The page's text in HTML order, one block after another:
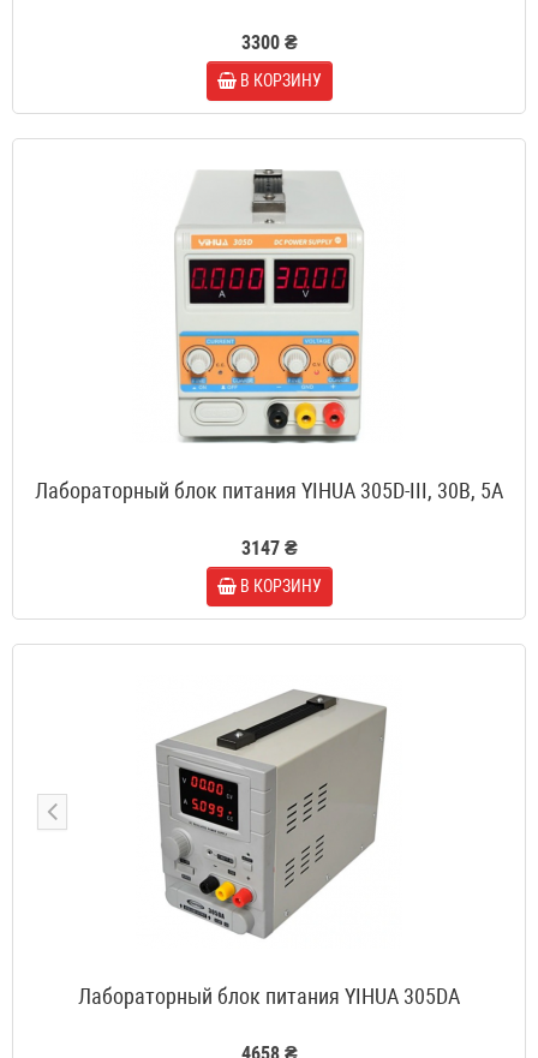
3300 ₴
В КОРЗИНУ
Лабораторный блок питания YIHUA 305D-III, 30B, 5A
3147 ₴
В КОРЗИНУ
Лабораторный блок питания YIHUA 305DA